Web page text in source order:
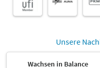
Unsere
Wachsen in Balance